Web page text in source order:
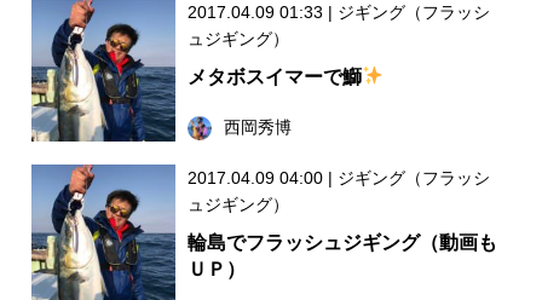
2017.04.09 01:33 | ジギング（フラッシ
ュジギング）
メタボスイマーで鰤
西岡秀博
2017.04.09 04:00| ジギング（フラッシ
ュジギング）
輪島でフラッシュジギング（動画も
ＵＰ）